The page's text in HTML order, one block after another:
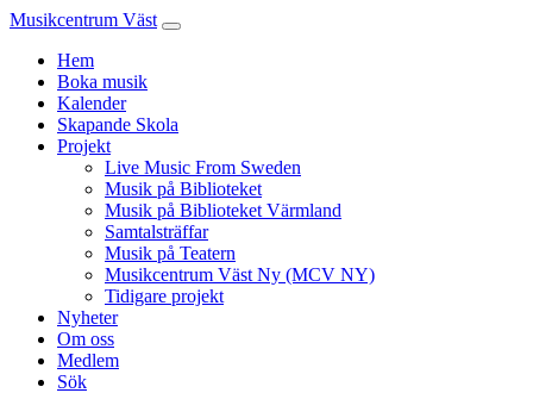
Musikcentrum Väst
Hem
Boka musik
Kalender
Skapande Skola
Projekt
Live Music From Sweden
Musik på Biblioteket
Musik på Biblioteket Värmland
Samtalsträffar
Musik på Teatern
Musikcentrum Väst Ny (MCV NY)
Tidigare projekt
Nyheter
Om oss
Medlem
Sök